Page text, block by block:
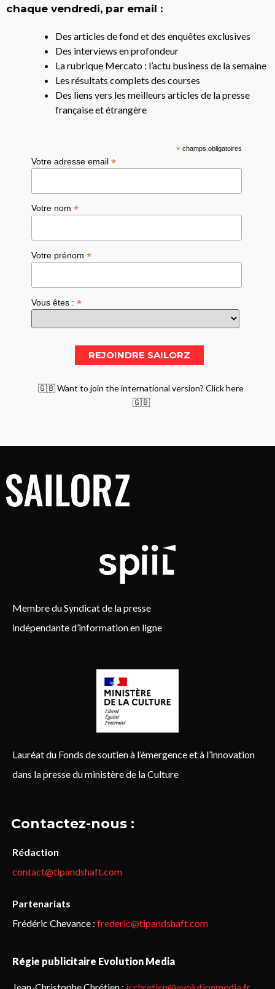
chaque vendredi, par email :
Des articles de fond et des enquêtes exclusives
Des interviews en profondeur
La rubrique Mercato : l’actu business de la semaine
Les résultats complets des courses
Des liens vers les meilleurs articles de la presse
française et étrangère
*champs obligatoires
Votre adresse email*
Votre nom*
Votre prénom*
Vous êtes :*
🇬🇧 Want to join the international version? Click here
🇬🇧
Membre du Syndicat de la presse
indépendante d’information en ligne
Lauréat du Fonds de soutien à l’émergence et à l’innovation
dans la presse du ministère de la Culture
Contactez-nous :
Rédaction
contact@tipandshaft.com
Partenariats
Frédéric Chevance : frederic@tipandshaft.com
Régie publicitaire Evolution Media